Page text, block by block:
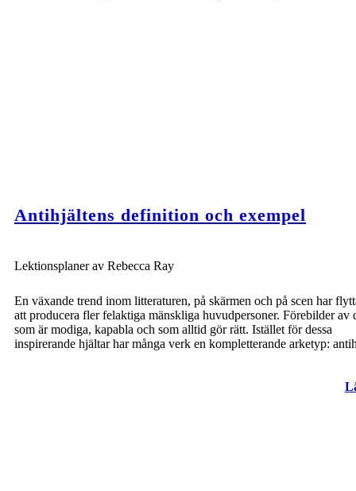
Antihjältens definition och exempel
Lektionsplaner av Rebecca Ray
En växande trend inom litteraturen, på skärmen och på scen har
att producera fler felaktiga mänskliga huvudpersoner. Förebilder av
som är modiga, kapabla och som alltid gör rätt. Istället för dessa
inspirerande hjältar har många verk en kompletterande arketyp: